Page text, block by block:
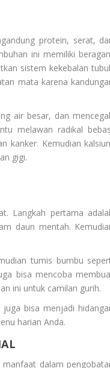
protein, serat,
ini memiliki
sistem kekebalan
mata karena
air besar, dan
melawan radikal
kanker. Kemudian
gigi.
Langkah pertama
daun mentah.
tumis bumbu
bisa mencoba
ini untuk camilan gurih.
bisa menjadi
harian Anda.
dalam